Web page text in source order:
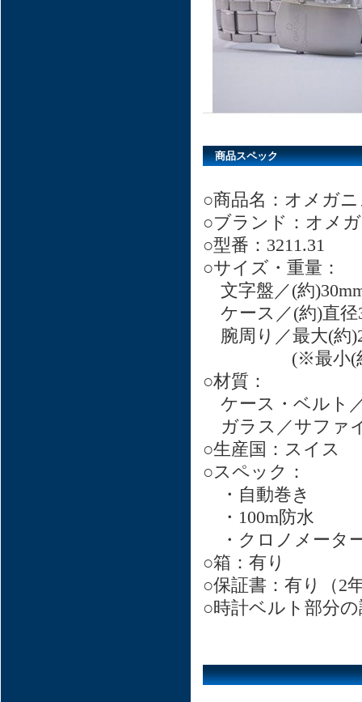
商品スペック
○商品名：オメガ
○ブランド：オメガ
○型番：3211.31
○サイズ・重量：
文字盤／(約
ケース／(約)直径
腕周り／最大(約
(※最小(約
○材質：
ケース・ベルト
ガラス／サファ
○生産国：スイス
○スペック：
・自動巻き
・100m防水
・クロノメータ
○箱：有り
○保証書：有り（2
○時計ベルト部分